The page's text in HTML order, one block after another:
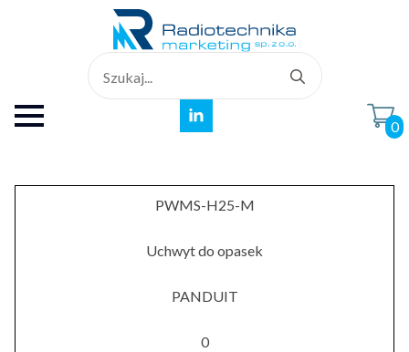
for:
0
PWMS-H25-M
Uchwyt do opasek
PANDUIT
0